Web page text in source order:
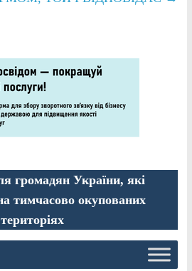
громадян України, які
тимчасово окупованих
територіях